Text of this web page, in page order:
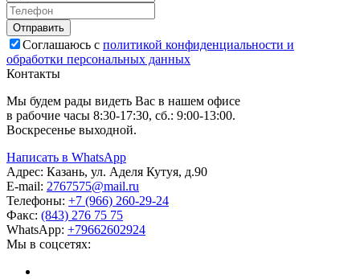
Соглашаюсь с политикой конфиденциальности и
обработки персональных данных
Контакты
Мы будем рады видеть Вас в нашем офисе
в рабочие часы 8:30-17:30, сб.: 9:00-13:00.
Воскресенье выходной.
Написать в WhatsApp
Адрес: Казань, ул. Аделя Кутуя, д.90
E-mail: 2767575@mail.ru
Телефоны: +7 (966) 260-29-24
Факс: (843) 276 75 75
WhatsApp: +79662602924
Мы в соцсетях: